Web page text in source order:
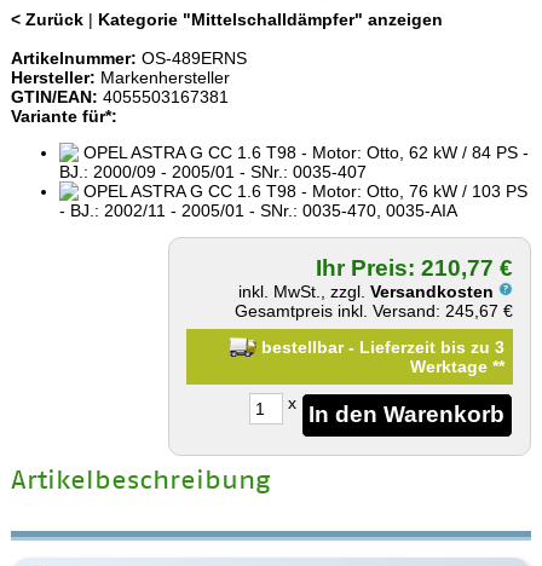
< Zurück| Kategorie "Mittelschalldämpfer" anzeigen
Artikelnummer: OS-489ERNS
Hersteller: Markenhersteller
GTIN/EAN: 4055503167381
Variante für*:
OPEL ASTRA G CC 1.6 T98 - Motor: Otto, 62 kW / 84 PS -
BJ.: 2000/09 - 2005/01 - SNr.: 0035-407
OPEL ASTRA G CC 1.6 T98 - Motor: Otto, 76 kW / 103 PS
- BJ.: 2002/11 - 2005/01 - SNr.: 0035-470, 0035-AIA
Ihr Preis: 210,77 €
inkl. MwSt., zzgl.Versandkosten
Gesamtpreis inkl. Versand: 245,67 €
bestellbar - Lieferzeit bis zu 3
Werktage**
x
Artikelbeschreibung